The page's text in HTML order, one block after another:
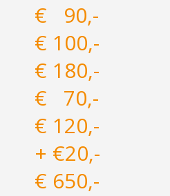
€ 90,-
€ 100,-
€ 180,-
€ 70,-
€ 120,-
+ €20,-
€ 650,-